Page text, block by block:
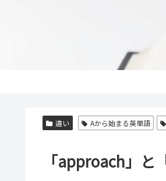
違い Aから始まる英単語
「approach」